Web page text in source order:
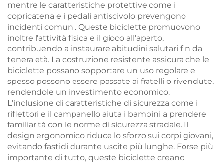
mentre le caratteristiche protettive come i
copricatena e i pedali antiscivolo prevengono
incidenti comuni. Queste biciclette promuovono
inoltre l'attività fisica e il gioco all'aperto,
contribuendo a instaurare abitudini salutari fin da
tenera età. La costruzione resistente assicura che le
biciclette possano sopportare un uso regolare e
spesso possono essere passate ai fratelli o rivendute,
rendendole un investimento economico.
L'inclusione di caratteristiche di sicurezza come i
riflettori e il campanello aiuta i bambini a prendere
familiarità con le norme di sicurezza stradale. Il
design ergonomico riduce lo sforzo sui corpi giovani,
evitando fastidi durante uscite più lunghe. Forse più
importante di tutto, queste biciclette creano